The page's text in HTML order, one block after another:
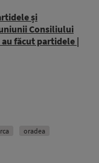
și
Consiliului
făcut partidele |
oradea